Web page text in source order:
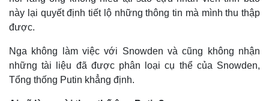
này lại quyết định tiết lộ những thông tin mà mình thu thập
được.
Nga không làm việc với Snowden và cũng không nhận
những tài liệu đã được phân loại cụ thể của Snowden,
Tổng thống Putin khẳng định.